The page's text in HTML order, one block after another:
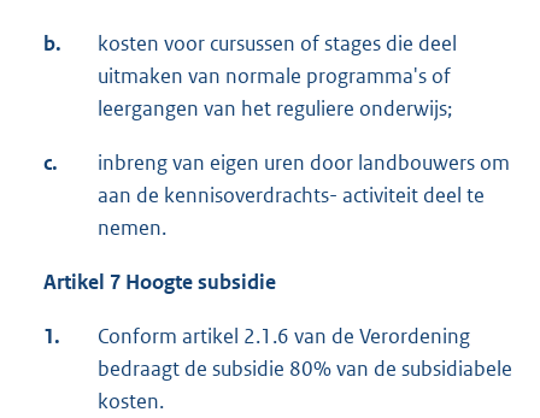
b.
kosten voor cursussen of stages die deel
uitmaken van normale programma's of
leergangen van het reguliere onderwijs;
c.
inbreng van eigen uren door landbouwers om
aan de kennisoverdrachts- activiteit deel te
nemen.
Artikel 7 Hoogte subsidie
1.
Conform artikel 2.1.6 van de Verordening
bedraagt de subsidie 80% van de subsidiabele
kosten.